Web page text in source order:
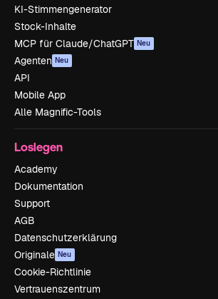
KI-Stimmengenerator
Stock-Inhalte
MCP für Claude/ChatGPT Neu
Agenten Neu
API
Mobile App
Alle Magnific-Tools
Loslegen
Academy
Dokumentation
Support
AGB
Datenschutzerklärung
Originale Neu
Cookie-Richtlinie
Vertrauenszentrum